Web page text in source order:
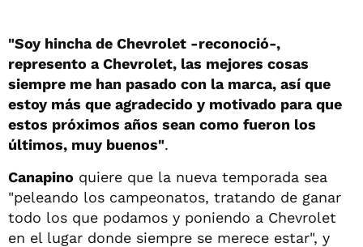
"Soy hincha de Chevrolet -reconoció-,
represento a Chevrolet, las mejores cosas
siempre me han pasado con la marca, así que
estoy más que agradecido y motivado para que
estos próximos años sean como fueron los
últimos, muy buenos".
Canapino quiere que la nueva temporada sea
"peleando los campeonatos, tratando de ganar
todo los que podamos y poniendo a Chevrolet
en el lugar donde siempre se merece estar", y